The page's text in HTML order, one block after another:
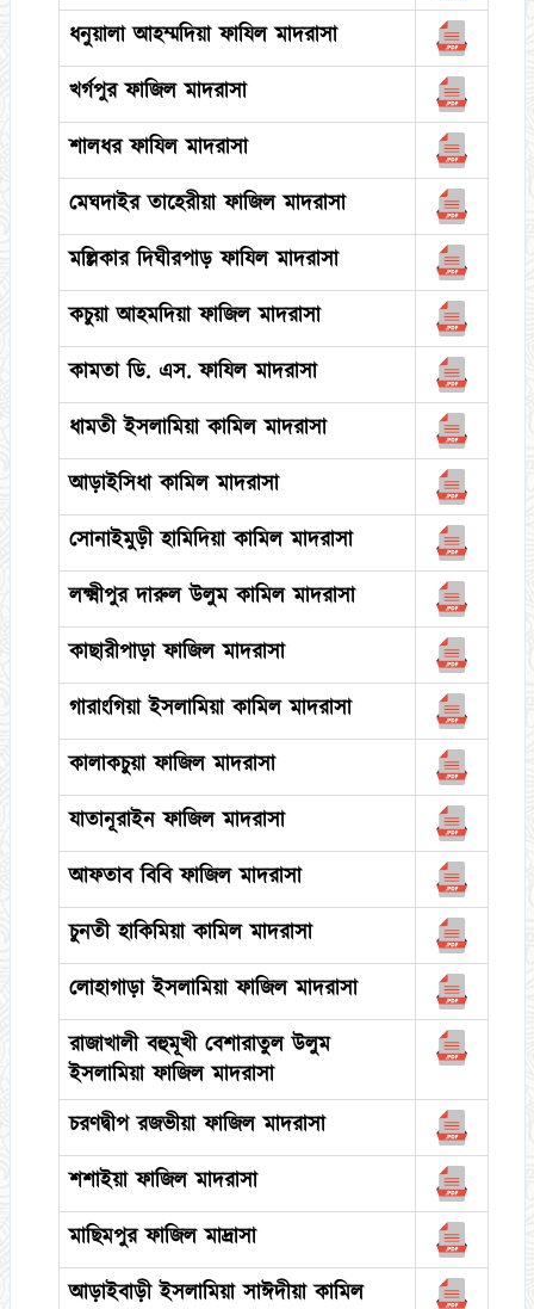
ধনুয়ালা আহম্মদিয়া ফাযিল মাদরাসা
খর্গপুর ফাজিল মাদরাসা
শালধর ফাযিল মাদরাসা
মেঘদাইর তাহেরীয়া ফাজিল মাদরাসা
মল্লিকার দিঘীরপাড় ফাযিল মাদরাসা
কচুয়া আহমদিয়া ফাজিল মাদরাসা
কামতা ডি. এস. ফাযিল মাদরাসা
ধামতী ইসলামিয়া কামিল মাদরাসা
আড়াইসিধা কামিল মাদরাসা
সোনাইমুড়ী হামিদিয়া কামিল মাদরাসা
লক্ষ্মীপুর দারুল উলুম কামিল মাদরাসা
কাছারীপাড়া ফাজিল মাদরাসা
গারাংগিয়া ইসলামিয়া কামিল মাদরাসা
কালাকচুয়া ফাজিল মাদরাসা
যাতানূরাইন ফাজিল মাদরাসা
আফতাব বিবি ফাজিল মাদরাসা
চুনতী হাকিমিয়া কামিল মাদরাসা
লোহাগাড়া ইসলামিয়া ফাজিল মাদরাসা
রাজাখালী বহুমূখী বেশারাতুল উলুম
ইসলামিয়া ফাজিল মাদরাসা
চরণদ্বীপ রজভীয়া ফাজিল মাদরাসা
শশাইয়া ফাজিল মাদরাসা
মাছিমপুর ফাজিল মাদ্রাসা
আড়াইবাড়ী ইসলামিয়া সাঈদীয়া কামিল